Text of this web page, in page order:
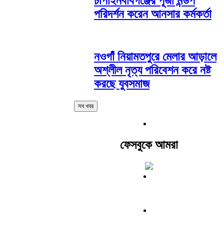
পরিদর্শন করেন আনসার কর্মকর্তা
নওগাঁ নিয়ামতপুরে মেলার আড়ালে
অশ্লীল নৃত্য পরিবেশন করে নষ্ট
করছে যুবসমাজ
সব খবর
ফেসবুকে আমরা